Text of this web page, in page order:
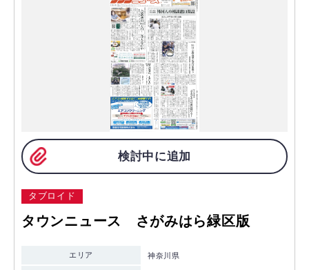
検討中に追加
タブロイド
タウンニュース さがみはら緑区版
エリア 神奈川県